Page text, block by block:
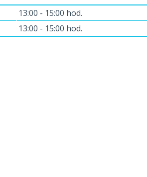
13:00 - 15:00 hod.
13:00 - 15:00 hod.